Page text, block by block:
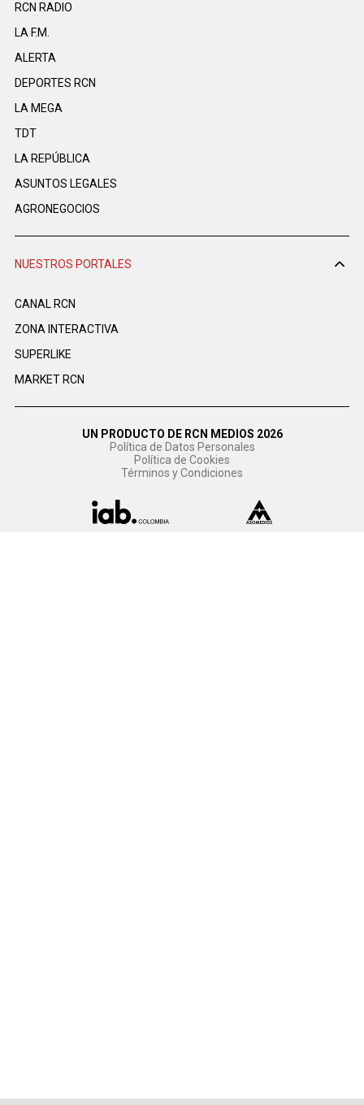
RCN RADIO
LA F.M.
ALERTA
DEPORTES RCN
LA MEGA
TDT
LA REPÚBLICA
ASUNTOS LEGALES
AGRONEGOCIOS
NUESTROS PORTALES
CANAL RCN
ZONA INTERACTIVA
SUPERLIKE
MARKET RCN
UN PRODUCTO DE RCN MEDIOS 2026
Política de Datos Personales
Política de Cookies
Términos y Condiciones